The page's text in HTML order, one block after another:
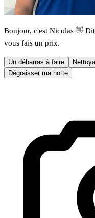
Bonjour, c'est Nicolas 👋
vous fais un prix.
Un débarras à faire
Dégraisser ma hotte